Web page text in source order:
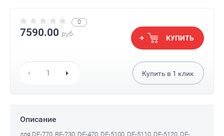
0
7590.00 руб.
КУПИТЬ
Купить в 1 клик
Описание
для DF-770, BF-730, DF-470, DF-5100, DF-5110, DF-5120, DF-